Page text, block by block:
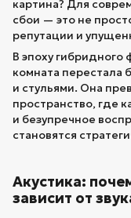
картина? Для
сбои — это не
репутации и
В эпоху гибридного
комната перестала
и стульями. Она
пространство, где
и безупречное
становятся
Акустика:
зависит от